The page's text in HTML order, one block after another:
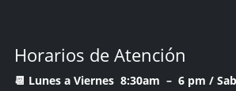
Horarios de Atención
📆 Lunes a Viernes 8:30am – 6 pm /